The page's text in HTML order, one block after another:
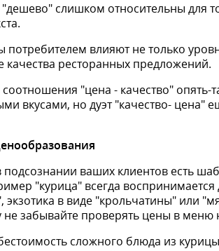
слишком относительны для
потребителем влияют не только
качества ресторанных предложений.
соотношения "цена - качество"
вкусами, но дуэт "качество- цена"
подсознании ваших клиентов есть
"курица" всегда
в виде "крольчатины" или
забывайте проверять цены в меню
сложного блюда из